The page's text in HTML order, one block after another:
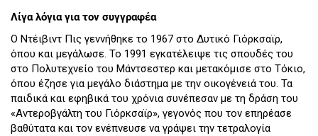
Λίγα λόγια για τον συγγραφέα
Ο Ντέιβιντ Πις γεννήθηκε το 1967 στο Δυτικό Γιόρκσαϊρ,
όπου και μεγάλωσε. Το 1991 εγκατέλειψε τις σπουδές του
στο Πολυτεχνείο του Μάντσεστερ και μετακόμισε στο Τόκιο,
όπου έζησε για μεγάλο διάστημα με την οικογένειά του. Τα
παιδικά και εφηβικά του χρόνια συνέπεσαν με τη δράση του
«Αντεροβγάλτη του Γιόρκσαϊρ», γεγονός που τον επηρέασε
βαθύτατα και τον ενέπνευσε να γράψει την τετραλογία